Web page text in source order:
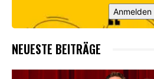
Anmelden
NEUESTE BEITRÄGE